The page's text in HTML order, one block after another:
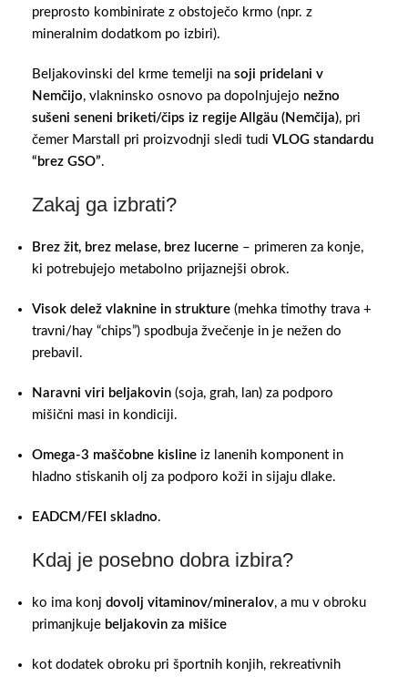
preprosto kombinirate z obstoječo krmo (npr. z
mineralnim dodatkom po izbiri).
Beljakovinski del krme temelji na soji pridelani v
Nemčijo, vlakninsko osnovo pa dopolnjujejo nežno
sušeni seneni briketi/čips iz regije Allgäu (Nemčija), pri
čemer Marstall pri proizvodnji sledi tudi VLOG standardu
“brez GSO”.
Zakaj ga izbrati?
Brez žit, brez melase, brez lucerne – primeren za konje,
ki potrebujejo metabolno prijaznejši obrok.
Visok delež vlaknine in strukture (mehka timothy trava +
travni/hay “chips”) spodbuja žvečenje in je nežen do
prebavil.
Naravni viri beljakovin (soja, grah, lan) za podporo
mišični masi in kondiciji.
Omega-3 maščobne kisline iz lanenih komponent in
hladno stiskanih olj za podporo koži in sijaju dlake.
EADCM/FEI skladno.
Kdaj je posebno dobra izbira?
ko ima konj dovolj vitaminov/mineralov, a mu v obroku
primanjkuje beljakovin za mišice
kot dodatek obroku pri športnih konjih, rekreativnih